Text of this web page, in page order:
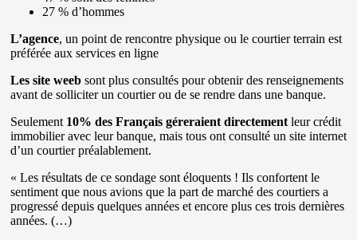
27 % d’hommes
L’agence, un point de rencontre physique ou le courtier terrain est
préférée aux services en ligne
Les site weeb sont plus consultés pour obtenir des renseignements
avant de solliciter un courtier ou de se rendre dans une banque.
Seulement 10% des Français géreraient directement leur crédit
immobilier avec leur banque, mais tous ont consulté un site internet
d’un courtier préalablement.
« Les résultats de ce sondage sont éloquents ! Ils confortent le
sentiment que nous avions que la part de marché des courtiers a
progressé depuis quelques années et encore plus ces trois dernières
années. (…)